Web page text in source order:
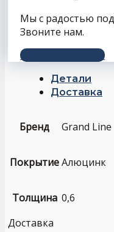
Мы с радостью
Звоните нам.
+7 (343) 243-56-66
Детали
Доставка
Бренд Grand Line
ПокрытиеАлюцинк
Толщина 0,6
Доставка